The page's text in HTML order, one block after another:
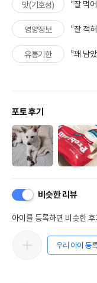
맛(기호성) "잘 먹
영양정보 "잘 적
유통기한 "꽤 남
포토 후기
비슷한 리뷰
아이를 등록하면 비슷한
우리 아이 등